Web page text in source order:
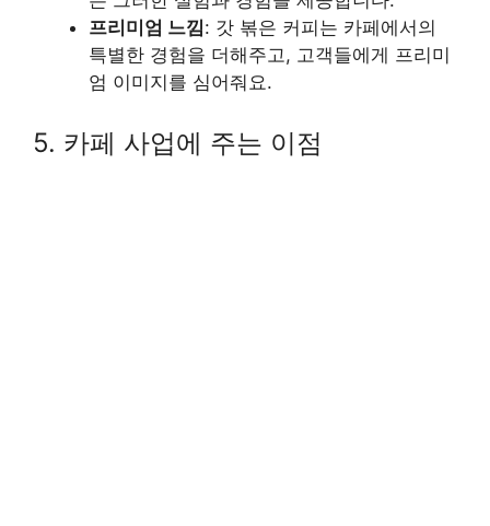
프리미엄 느낌: 갓 볶은 커피는 카페에서의
특별한 경험을 더해주고, 고객들에게 프리미
엄 이미지를 심어줘요.
5. 카페 사업에 주는 이점